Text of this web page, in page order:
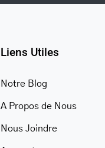
Liens Utiles
Notre Blog
A Propos de Nous
Nous Joindre